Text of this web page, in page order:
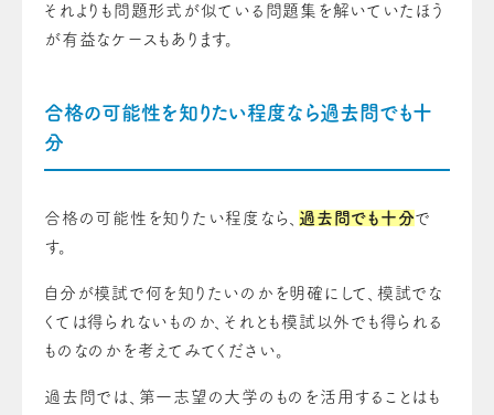
それよりも問題形式が似ている問題集を解いていたほう
が有益なケースもあります。
合格の可能性を知りたい程度なら過去問でも十
分
合格の可能性を知りたい程度なら、 過去問でも十分で
す。
自分が模試で何を知りたいのかを明確にして、模試でな
くては得られないものか、それとも模試以外でも得られる
ものなのかを考えてみてください。
過去問では、第一志望の大学のものを活用することはも